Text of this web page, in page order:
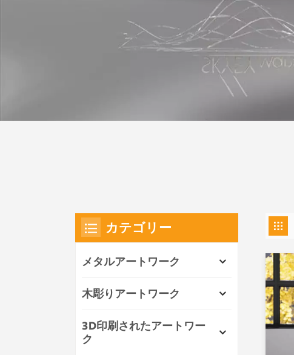
カテゴリー
メタルアートワーク
木彫りアートワーク
3D印刷されたアートワー
ク